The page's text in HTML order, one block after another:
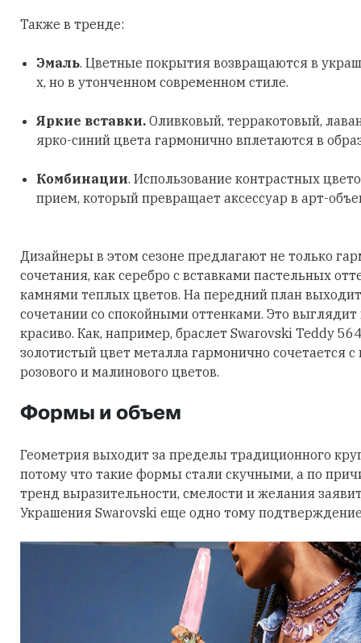
Также в тренде:
Эмаль. Цветные покрытия возвращаются в
х, но в утонченном современном стиле.
Яркие вставки. Оливковый, терракотовый,
ярко-синий цвета гармонично вплетаются в
Комбинации. Использование контрастных
прием, который превращает аксессуар в арт-
Дизайнеры в этом сезоне предлагают не только
сочетания, как серебро с вставками пастельных
камнями теплых цветов. На передний план
сочетании со спокойными оттенками. Это
красиво. Как, например, браслет Swarovski Teddy
золотистый цвет металла гармонично сочетается
розового и малинового цветов.
Формы и объем
Геометрия выходит за пределы традиционного
потому что такие формы стали скучными, а по
тренд выразительности, смелости и желания
Украшения Swarovski еще одно тому